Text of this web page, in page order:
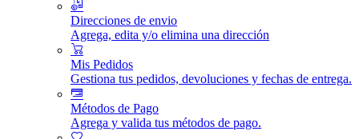
Direcciones de envio
Agrega, edita y/o elimina una dirección
Mis Pedidos
Gestiona tus pedidos, devoluciones y fechas de entrega.
Métodos de Pago
Agrega y valida tus métodos de pago.